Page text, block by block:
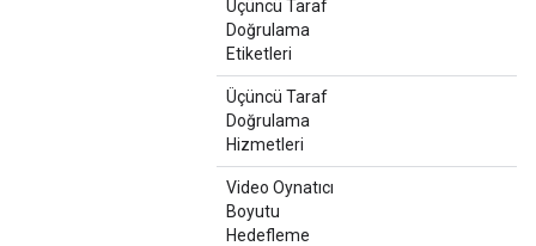
Üçüncü Taraf
Doğrulama
Etiketleri
Üçüncü Taraf
Doğrulama
Hizmetleri
Video Oynatıcı
Boyutu
Hedefleme